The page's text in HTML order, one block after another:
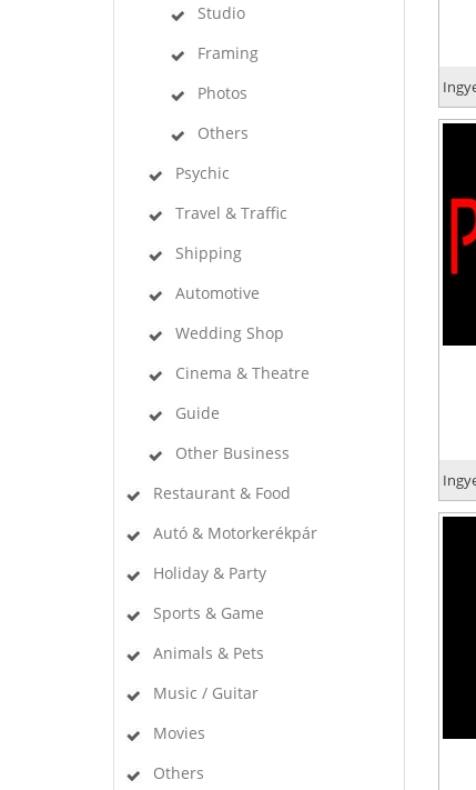
Studio
Framing
Photos
Others
Psychic
Travel & Traffic
Shipping
Automotive
Wedding Shop
Cinema & Theatre
Guide
Other Business
Restaurant & Food
Autó & Motorkerékpár
Holiday & Party
Sports & Game
Animals & Pets
Music / Guitar
Movies
Others